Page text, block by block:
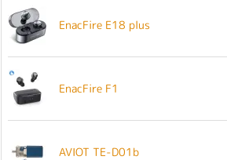
EnacFire E18 plus
EnacFire F1
AVIOT TE-D01b